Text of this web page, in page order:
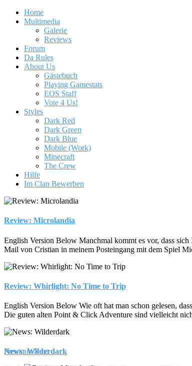
Home
Multimedia
Galerie
Reviews
Forum
Da Rules
About Us
Gästebuch
Playing Gamestats
EOS Staff
Vote 4 Us!
Styles
Dark Red
Dark Green
Dark Blue
Mobile (Work)
Minecraft
The Crew
Hilfe
Im Clan Bewerben
Review: Microlandia
English Version Below Manchmal kommt es vor, dass
Mail von Cristian in meinem Posteingang mit dem Spiel
Review: Whirlight: No Time to Trip
English Version Below Wie oft hat man schon gelesen,
Die guten alten Point & Click Adventure sind vielleicht
News: Wilderdark
Previous Next